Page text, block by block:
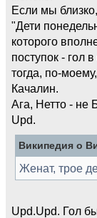
Если мы
"Дети
которого
поступок - гол
тогда, по-
Качалин.
Ага, Нетто - не
Upd.
Википедия о
Женат, трое
Upd.Upd. Гол